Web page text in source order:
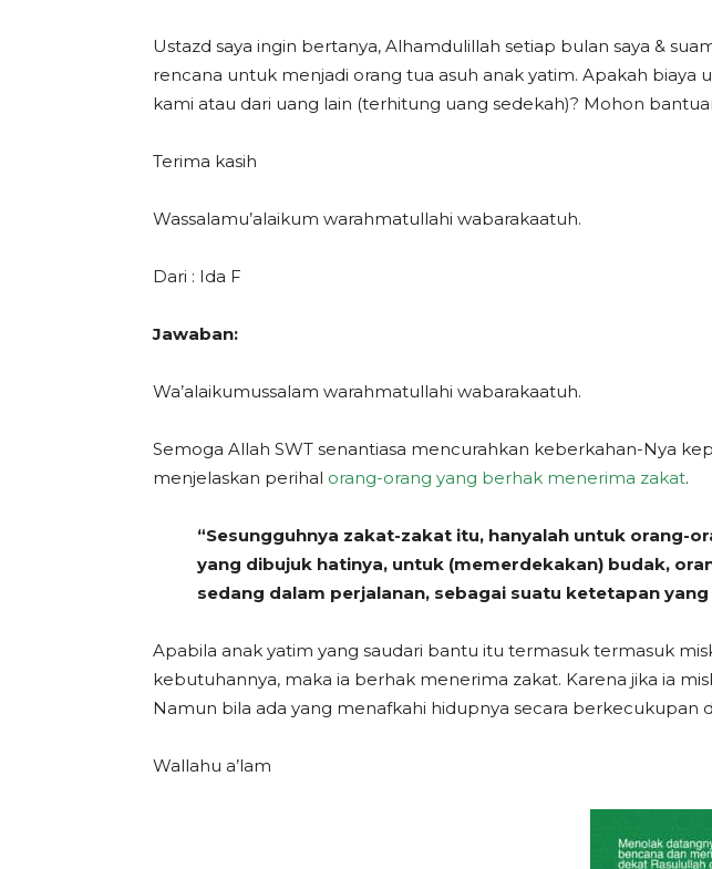
Ustazd saya ingin bertanya, Alhamdulillah setiap bulan saya &
rencana untuk menjadi orang tua asuh anak yatim. Apakah
kami atau dari uang lain (terhitung uang sedekah)? Mohon
Terima kasih
Wassalamu’alaikum warahmatullahi wabarakaatuh.
Dari : Ida F
Jawaban:
Wa’alaikumussalam warahmatullahi wabarakaatuh.
Semoga Allah SWT senantiasa mencurahkan keberkahan-Nya
menjelaskan perihal orang-orang yang berhak menerima zakat.
“Sesungguhnya zakat-zakat itu, hanyalah untuk orang-
yang dibujuk hatinya, untuk (memerdekakan) budak,
sedang dalam perjalanan, sebagai suatu ketetapan
Apabila anak yatim yang saudari bantu itu termasuk termasuk
kebutuhannya, maka ia berhak menerima zakat. Karena jika ia
Namun bila ada yang menafkahi hidupnya secara berkecukupan
Wallahu a’lam